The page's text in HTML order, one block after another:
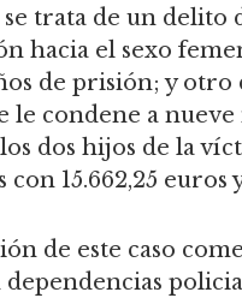
se trata de un delito
hacia el sexo
de prisión; y
le condene a nueve
dos hijos de la
15.662,25 euros
de este caso